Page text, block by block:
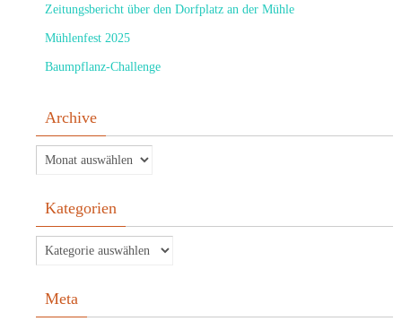
Zeitungsbericht über den Dorfplatz an der Mühle
Mühlenfest 2025
Baumpflanz-Challenge
Archive
Kategorien
Meta